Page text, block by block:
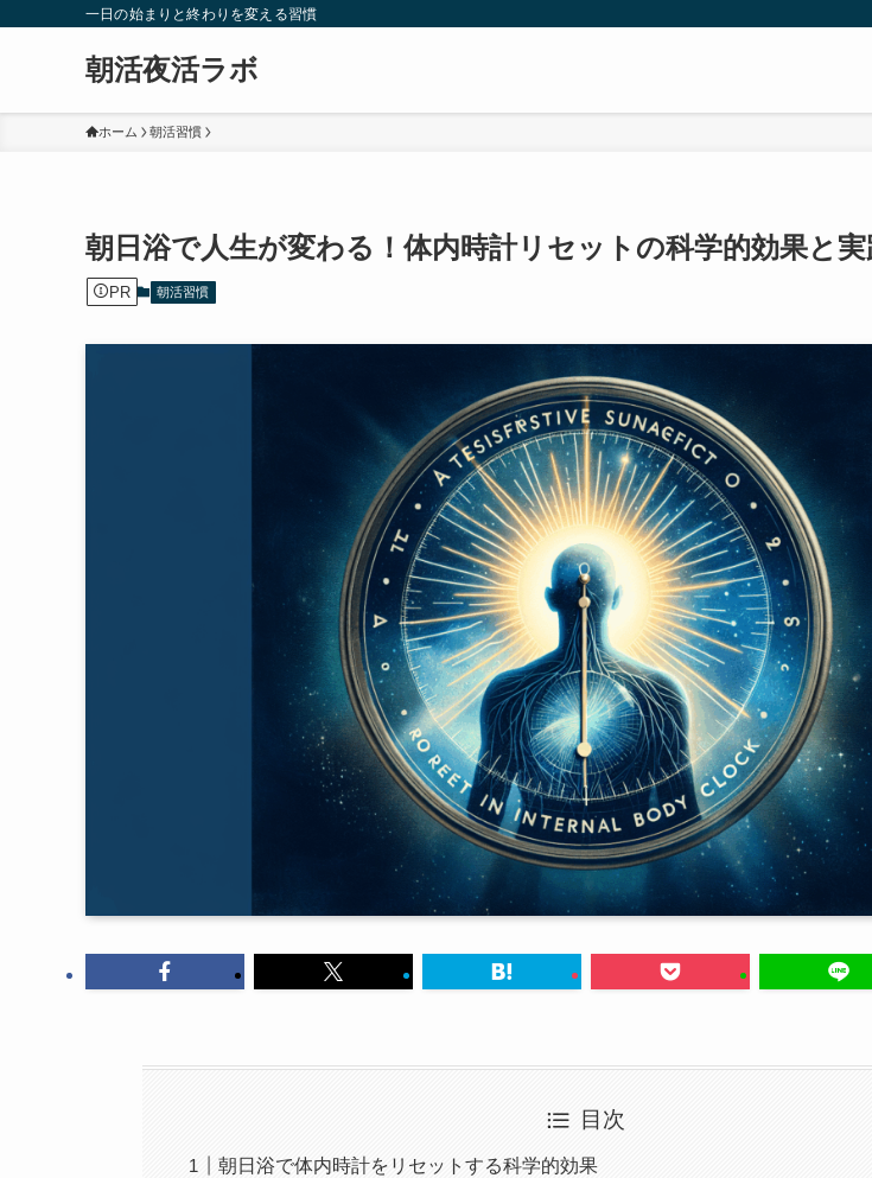
一日の始まりと終わりを変える習慣
朝活夜活ラボ
ホーム 朝活習慣
朝日浴で人生が変わる！体内時計リセットの科学的効果と実
PR 朝活習慣
目次
朝日浴で体内時計をリセットする科学的効果